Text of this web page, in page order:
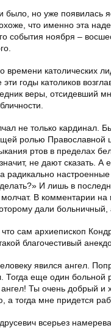
было, но уже появилась
что именно эта
события ноября –
времени католических
эти годы католиков
веры, отсидевший
не только кардинал.
ролью Православной
ртов в пределах
не дают сказать.
радикально
И лишь в
В комментарии на
дали
сам архиепископ
благочестивый
явился ангел.
Тогда еще один больной
Ты очень добрый и
а тогда мне придется
всерьез